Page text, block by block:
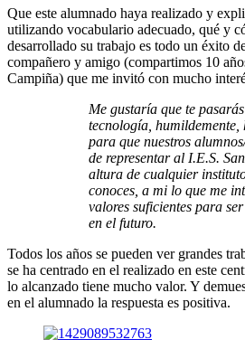
Que este alumnado haya realizado y
utilizando vocabulario adecuado, qué y
desarrollado su trabajo es todo un éxito
compañero y amigo (compartimos 10
Campiña) que me invitó con mucho
Me gustaría que te
tecnología,
para que nuestros
de representar al I.E.S.
altura de cualquier
conoces, a mi lo que me
valores suficientes para
en el futuro.
Todos los años se pueden ver grandes
se ha centrado en el realizado en este
lo alcanzado tiene mucho valor. Y
en el alumnado la respuesta es positiva.